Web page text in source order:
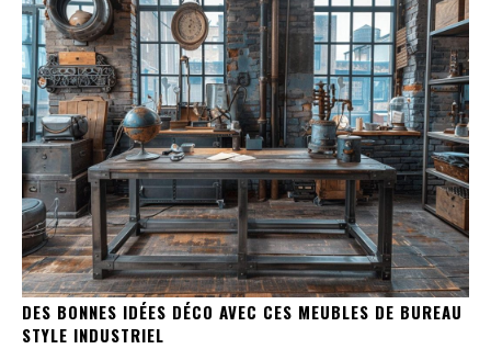
DES BONNES IDÉES DÉCO AVEC CES MEUBLES DE BUREAU
STYLE INDUSTRIEL